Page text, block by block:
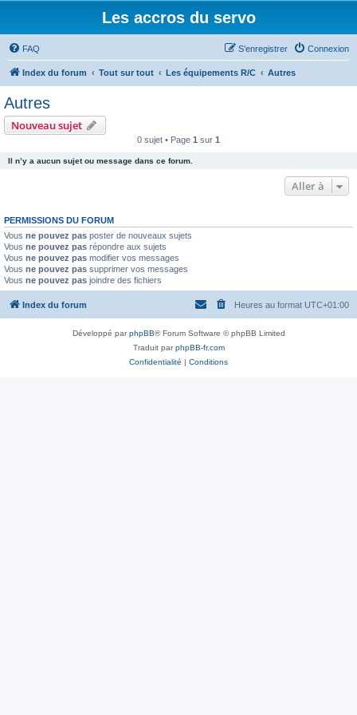
Les accros du servo
FAQ Connexion
S’enregistrer
Index du forum Tout sur tout Les équipements R/C Autres
Autres
Nouveau sujet
0 sujet • Page 1 sur 1
Il n’y a aucun sujet ou message dans ce forum.
Aller à
PERMISSIONS DU FORUM
Vous ne pouvez pas poster de nouveaux sujets
Vous ne pouvez pas répondre aux sujets
Vous ne pouvez pas modifier vos messages
Vous ne pouvez pas supprimer vos messages
Vous ne pouvez pas joindre des fichiers
Index du forum Heures au format UTC+01:00
Développé parphpBB® Forum Software © phpBB Limited
Traduit parphpBB-fr.com
Confidentialité | Conditions